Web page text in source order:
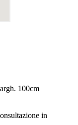
100cm
in